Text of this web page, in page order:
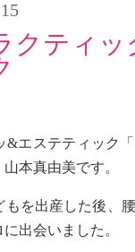
クティッ
&エステティック
本真由美です。
を出産した後、
出会いました。